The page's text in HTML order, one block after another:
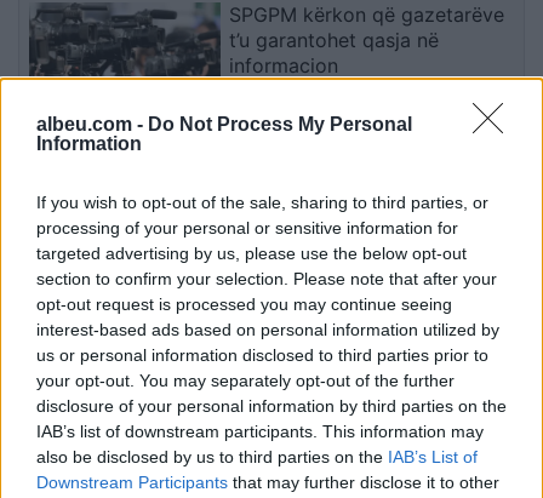
albeu.com - Do Not Process My Personal
Information
If you wish to opt-out of the sale, sharing to third parties, or
processing of your personal or sensitive information for
targeted advertising by us, please use the below opt-out
section to confirm your selection. Please note that after your
opt-out request is processed you may continue seeing
interest-based ads based on personal information utilized by
us or personal information disclosed to third parties prior to
your opt-out. You may separately opt-out of the further
disclosure of your personal information by third parties on the
IAB’s list of downstream participants. This information may
also be disclosed by us to third parties on the IAB’s List of
Downstream Participants that may further disclose it to other
SPGPM kërkon që gazetarëve
t’u garantohet qasja në
informacion